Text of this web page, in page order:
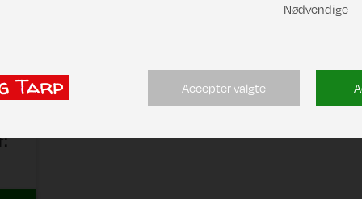
Nødvendige
Accepter valgte